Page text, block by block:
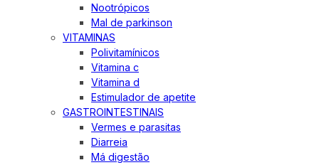
Nootrópicos
Mal de parkinson
VITAMINAS
Polivitamínicos
Vitamina c
Vitamina d
Estimulador de apetite
GASTROINTESTINAIS
Vermes e parasitas
Diarreia
Má digestão